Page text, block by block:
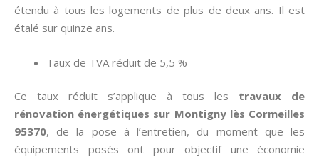
étendu à tous les logements de plus de deux ans. Il est
étalé sur quinze ans.
Taux de TVA réduit de 5,5 %
Ce taux réduit s’applique à tous les travaux de
rénovation énergétiques sur Montigny lès Cormeilles
95370, de la pose à l’entretien, du moment que les
équipements posés ont pour objectif une économie